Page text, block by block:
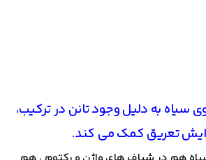
سیاه به دلیل وجود تانن در ترکیب،
تعریق کمک می کند.